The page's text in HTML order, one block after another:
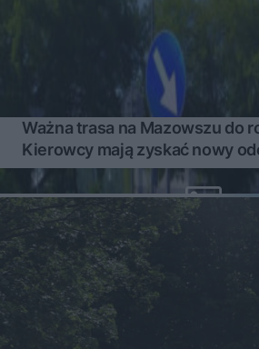
Ważna trasa na Mazowszu do
Kierowcy mają zyskać nowy